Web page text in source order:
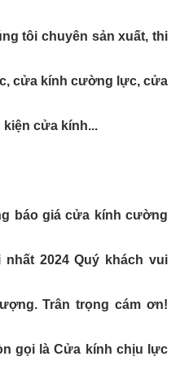
tôi chuyên sản xuất, thi
cửa kính cường lực, cửa
cửa kính...
báo giá cửa kính cường
2024 Quý khách vui
Trân trọng cám ơn!
gọi là Cửa kính chịu lực